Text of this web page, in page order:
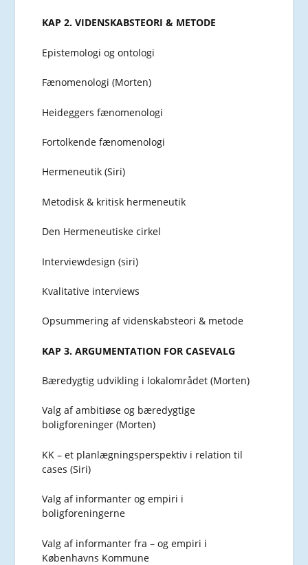
KAP 2. VIDENSKABSTEORI & METODE
Epistemologi og ontologi
Fænomenologi (Morten)
Heideggers fænomenologi
Fortolkende fænomenologi
Hermeneutik (Siri)
Metodisk & kritisk hermeneutik
Den Hermeneutiske cirkel
Interviewdesign (siri)
Kvalitative interviews
Opsummering af videnskabsteori & metode
KAP 3. ARGUMENTATION FOR CASEVALG
Bæredygtig udvikling i lokalområdet (Morten)
Valg af ambitiøse og bæredygtige
boligforeninger (Morten)
KK – et planlægningsperspektiv i relation til
cases (Siri)
Valg af informanter og empiri i
boligforeningerne
Valg af informanter fra – og empiri i
Københavns Kommune